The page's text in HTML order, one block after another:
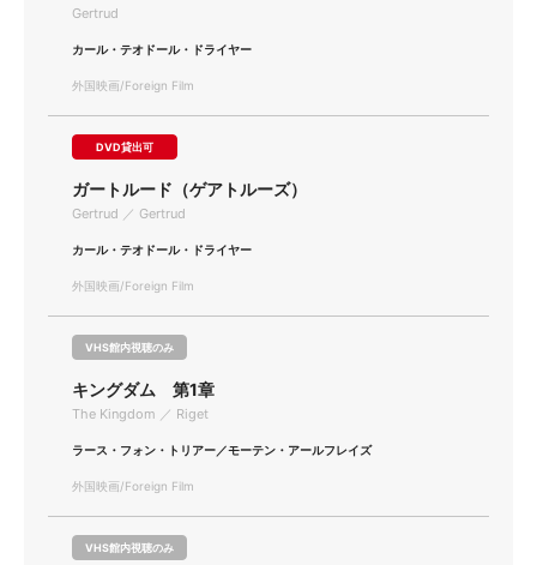
Gertrud
カール・テオドール・ドライヤー
外国映画/Foreign Film
DVD貸出可
ガートルード（ゲアトルーズ）
Gertrud ／ Gertrud
カール・テオドール・ドライヤー
外国映画/Foreign Film
VHS館内視聴のみ
キングダム 第1章
The Kingdom ／ Riget
ラース・フォン・トリアー／モーテン・アールフレイズ
外国映画/Foreign Film
VHS館内視聴のみ